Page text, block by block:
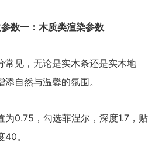
数一：木质类渲染参数
常见，无论是实木条还是实木地
自然与温馨的氛围。
为0.75，勾选菲涅尔，深度1.7，贴
。